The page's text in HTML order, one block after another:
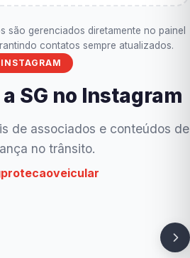
são gerenciados diretamente no painel
contatos sempre atualizados.
INSTAGRAM
SG no Instagram
de associados e conteúdos de
no trânsito.